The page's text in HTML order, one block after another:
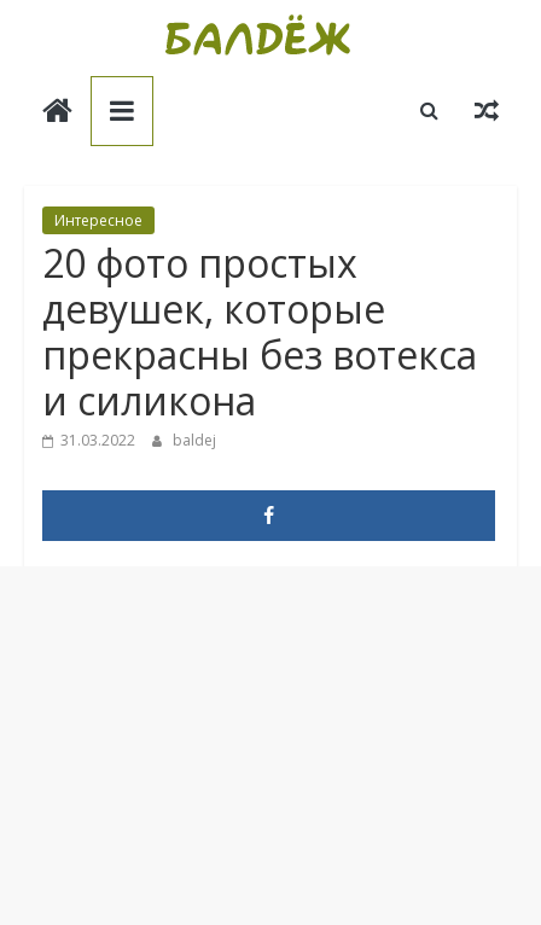
Балдёж
Интересное
20 фото простых
девушек, которые
прекрасны без вотекса
и силикона
31.03.2022 baldej